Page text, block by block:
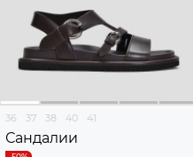
36 37 38 40 41
Сандалии